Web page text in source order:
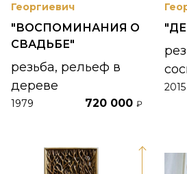
Георгиевич
"ВОСПОМИНАНИЯ О
СВАДЬБЕ"
резьба, рельеф в
дереве
1979 720 000 ₽
2015